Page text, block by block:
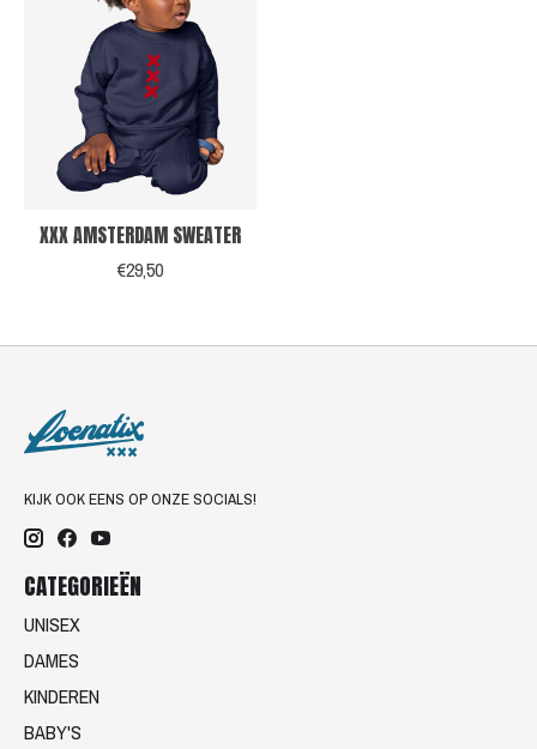
XXX AMSTERDAM SWEATER
€29,50
KIJK OOK EENS OP ONZE SOCIALS!
CATEGORIEËN
UNISEX
DAMES
KINDEREN
BABY'S